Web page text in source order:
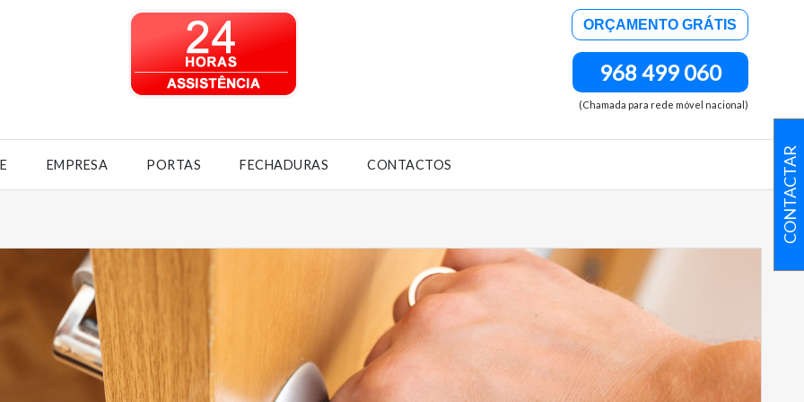
ORÇAMENTO GRÁTIS
968 499 060
(Chamada para rede móvel nacional)
EMPRESA PORTAS FECHADURAS CONTACTOS CONTACTAR